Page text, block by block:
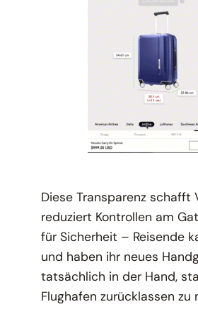
Diese Transparenz schafft
reduziert Kontrollen am
für Sicherheit – Reisende
und haben ihr neues
tatsächlich in der Hand,
Flughafen zurücklassen zu